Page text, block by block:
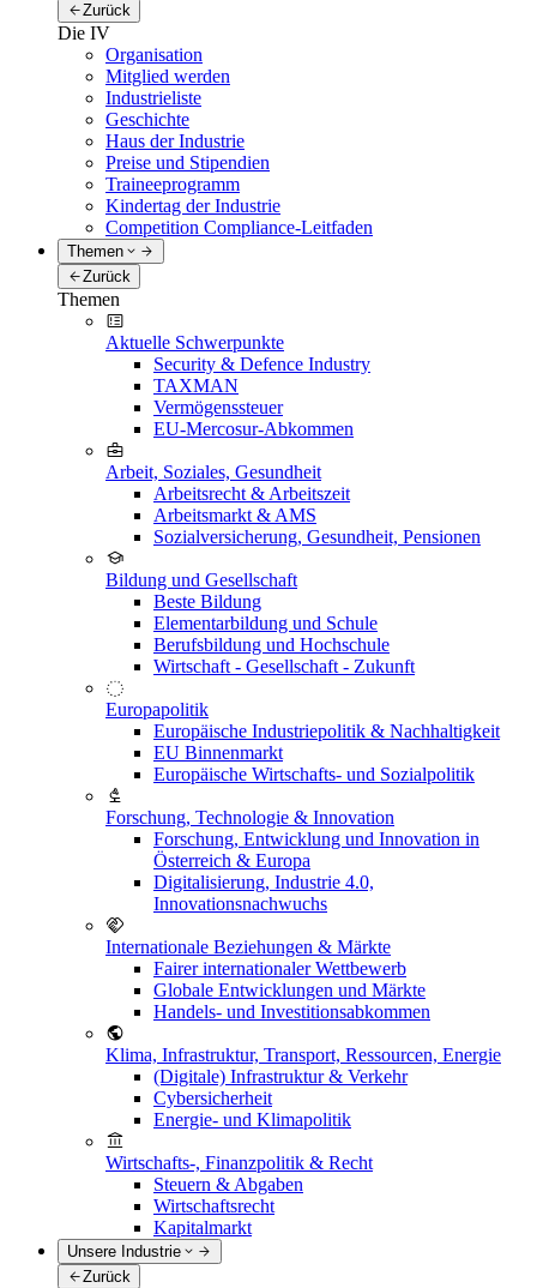
Zurück
Die IV
Organisation
Mitglied werden
Industrieliste
Geschichte
Haus der Industrie
Preise und Stipendien
Traineeprogramm
Kindertag der Industrie
Competition Compliance-Leitfaden
Themen
Zurück
Themen
Aktuelle Schwerpunkte
Security & Defence Industry
TAXMAN
Vermögenssteuer
EU-Mercosur-Abkommen
Arbeit, Soziales, Gesundheit
Arbeitsrecht & Arbeitszeit
Arbeitsmarkt & AMS
Sozialversicherung, Gesundheit, Pensionen
Bildung und Gesellschaft
Beste Bildung
Elementarbildung und Schule
Berufsbildung und Hochschule
Wirtschaft - Gesellschaft - Zukunft
Europapolitik
Europäische Industriepolitik & Nachhaltigkeit
EU Binnenmarkt
Europäische Wirtschafts- und Sozialpolitik
Forschung, Technologie & Innovation
Forschung, Entwicklung und Innovation in
Österreich & Europa
Digitalisierung, Industrie 4.0,
Innovationsnachwuchs
Internationale Beziehungen & Märkte
Fairer internationaler Wettbewerb
Globale Entwicklungen und Märkte
Handels- und Investitionsabkommen
Klima, Infrastruktur, Transport, Ressourcen, Energie
(Digitale) Infrastruktur & Verkehr
Cybersicherheit
Energie- und Klimapolitik
Wirtschafts-, Finanzpolitik & Recht
Steuern & Abgaben
Wirtschaftsrecht
Kapitalmarkt
Unsere Industrie
Zurück